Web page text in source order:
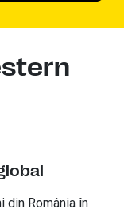
din România în